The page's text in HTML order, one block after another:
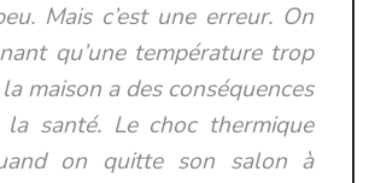
Mais c’est une erreur. On
qu’une température trop
maison a des conséquences
la santé. Le choc thermique
on quitte son salon à